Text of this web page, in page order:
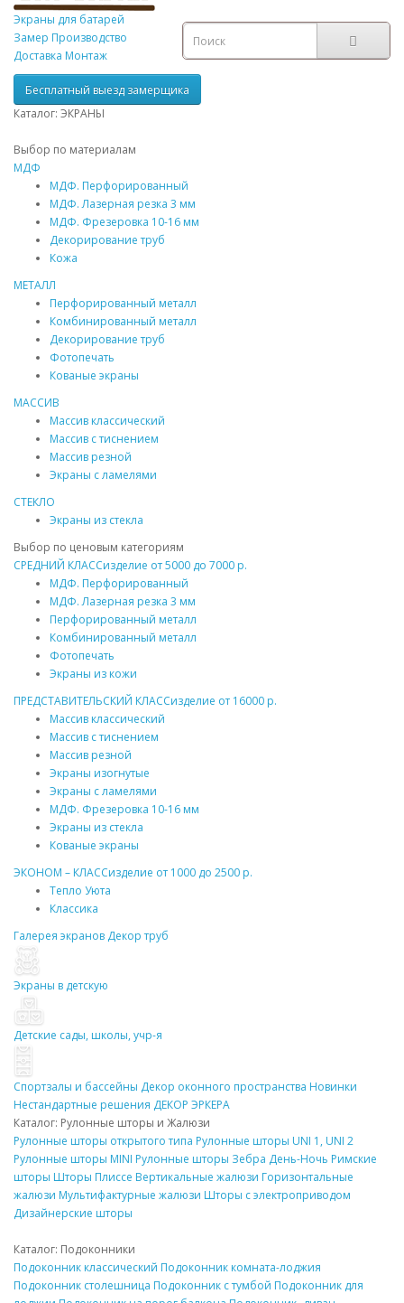
Экраны для батарей
Замер Производство
Доставка Монтаж
Бесплатный выезд замерщика
Каталог: ЭКРАНЫ
Выбор по материалам
МДФ
МДФ. Перфорированный
МДФ. Лазерная резка 3 мм
МДФ. Фрезеровка 10-16 мм
Декорирование труб
Кожа
МЕТАЛЛ
Перфорированный металл
Комбинированный металл
Декорирование труб
Фотопечать
Кованые экраны
МАССИВ
Массив классический
Массив с тиснением
Массив резной
Экраны с ламелями
СТЕКЛО
Экраны из стекла
Выбор по ценовым категориям
СРЕДНИЙ КЛАССизделие от5000 до 7000 р.
МДФ. Перфорированный
МДФ. Лазерная резка 3 мм
Перфорированный металл
Комбинированный металл
Фотопечать
Экраны из кожи
ПРЕДСТАВИТЕЛЬСКИЙ КЛАССизделие от 16000 р.
Массив классический
Массив с тиснением
Массив резной
Экраны изогнутые
Экраны с ламелями
МДФ. Фрезеровка 10-16 мм
Экраны из стекла
Кованые экраны
ЭКОНОМ – КЛАССизделие от 1000 до 2500 р.
Тепло Уюта
Классика
Галерея экранов Декортруб
Экраны в детскую
Детские сады, школы, учр-я
Спортзалы и бассейны Декор оконного пространства Новинки
Нестандартные решения ДЕКОР ЭРКЕРА
Каталог: Рулонные шторы и Жалюзи
Рулонные шторы открытого типа Рулонные шторы UNI 1, UNI 2
Рулонные шторы MINI Рулонные шторы Зебра День-Ночь Римские
шторы Шторы Плиссе Вертикальные жалюзи Горизонтальные
жалюзи Мультифактурные жалюзи Шторы с электроприводом
Дизайнерские шторы
Каталог: Подоконники
Подоконник классический Подоконник комната-лоджия
Подоконник столешница Подоконник с тумбой Подоконник для